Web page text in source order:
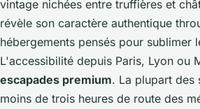
vintage nichées entre truffières et
révèle son caractère authentique
hébergements pensés pour sublimer
L'accessibilité depuis Paris, Lyon ou
escapades premium. La plupart des
moins de trois heures de route des